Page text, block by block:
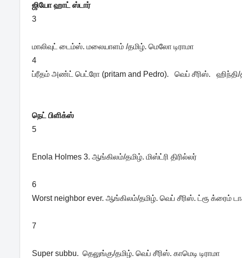
ஜியோ ஹாட் ஸ்டார்
3
மாலிவுட் டைம்ஸ். மலையாளம் /தமிழ். மெலோ டிராமா
4
ப்ரீதம் அண்ட் பெட்ரோ (pritam and Pedro). வெப் சீரிஸ். ஹிந்தி/
நெட் பிளிக்ஸ்
5
Enola Holmes 3. ஆங்கிலம்/தமிழ். மிஸ்ட்ரி திரில்லர்
6
Worst neighbor ever. ஆங்கிலம்/தமிழ். வெப் சீரிஸ். ட்ரூ க்ரைம்
7
Super subbu. தெலுங்கு/தமிழ். வெப் சீரிஸ். காமெடி டிராமா